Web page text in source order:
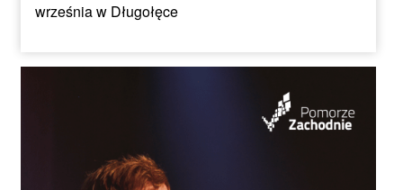
września w Długołęce